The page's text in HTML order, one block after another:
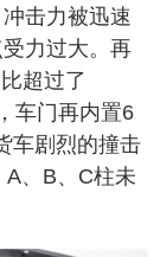
击力被迅速
力过大。再
超过了
车门再内置6
车剧烈的撞击
A、B、C柱未